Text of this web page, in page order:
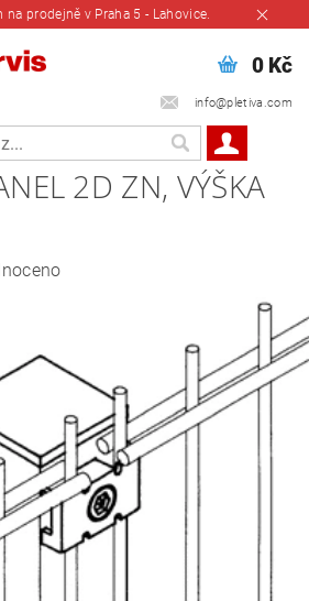
na prodejně v Praha 5 - Lahovice.
info@pletiva.com
0 Kč
2D ZN, VÝŠKA